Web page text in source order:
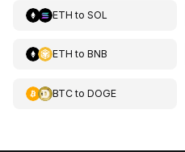
ETH to SOL
ETH to BNB
BTCto DOGE